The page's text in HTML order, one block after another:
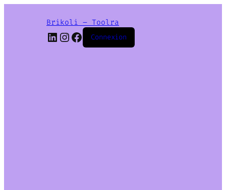
Brikoli – Toolra
LinkedIn
Instagram
Facebook
Connexion